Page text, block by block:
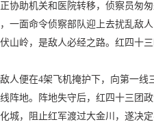
协助机关和医院转移，侦察员匆
一面命令侦察部队迎上去扰乱敌
山岭，是敌人必经之路。红四十
人便在4架飞机掩护下，向第一
阵地。阵地失守后，红四十三团
城，阻止红军渡过大金川，遂决